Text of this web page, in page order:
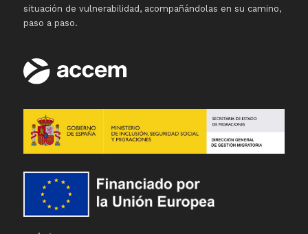
situación de vulnerabilidad, acompañándolas en su camino,
paso a paso.